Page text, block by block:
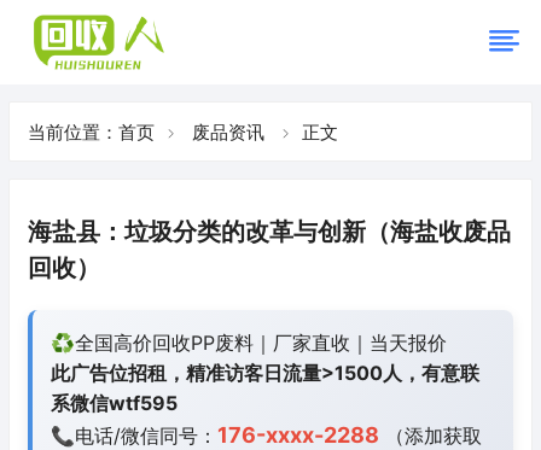
当前位置： 首页 废品资讯 正文
海盐县：垃圾分类的改革与创新（海盐收废品
回收）
♻️全国高价回收PP废料｜厂家直收｜当天报价
此广告位招租，精准访客日流量>1500人，有意联
系微信wtf595
📞电话/微信同号： 176-xxxx-2288 （添加获取